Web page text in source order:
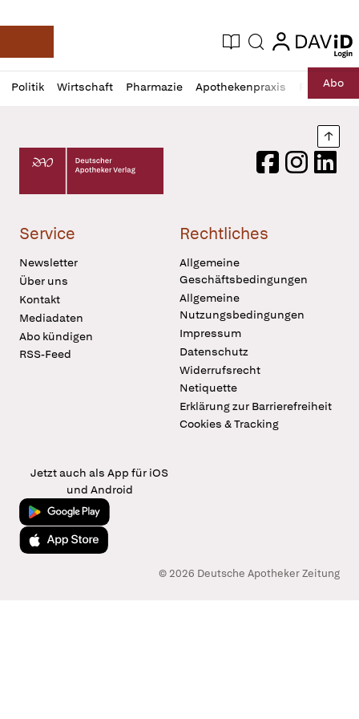
Deutsche Apotheker Zeitung
Aktuelle Ausgabe
Suche login
login
Politik Wirtschaft Pharmazie Apothekenpraxis RechtAbo
Profil
öffnen
Daz
Pur
Deutscher Apotheker Verlag Logo
FacebookInstagram
Service
Newsletter
Über uns
Kontakt
Mediadaten
Abo kündigen
RSS-Feed
Rechtliches
Allgemeine
Geschäftsbedingungen
Allgemeine
Nutzungsbedingungen
Impressum
Datenschutz
Widerrufsrecht
Netiquette
Erklärung zur Barrierefreiheit
Cookies & Tracking
Jetzt auch als App für iOS
und Android
Jetzt bei Google Play
Laden im App Store
© 2026 Deutsche Apotheker Zeitung